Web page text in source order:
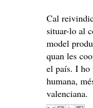
Cal
situar-lo al
model
quan les
el país. I ho
humana,
valenciana.